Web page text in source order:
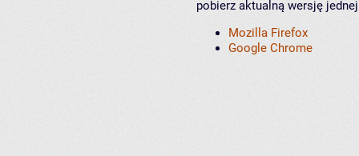
pobierz aktualną wersję
Mozilla Firefox
Google Chrome